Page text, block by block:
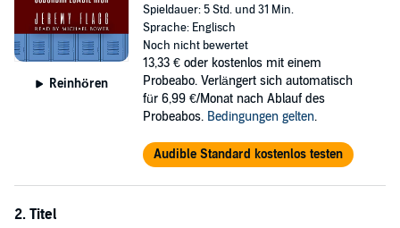
©2020 Jeremy Flagg (P)2020 Jeremy Flagg
Reinhören
Spieldauer: 5 Std. und 31 Min.
Sprache: Englisch
Noch nicht bewertet
13,33 € oder kostenlos mit einem
Probeabo. Verlängert sich automatisch
für 6,99 €/Monat nach Ablauf des
Probeabos. Bedingungen gelten.
Audible Standard kostenlos testen
2. Titel